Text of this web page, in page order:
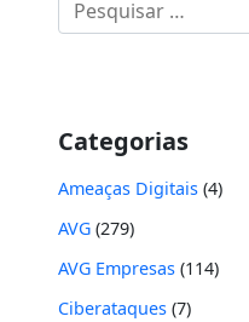
por:
Categorias
Ameaças Digitais (4)
AVG (279)
AVG Empresas (114)
Ciberataques (7)